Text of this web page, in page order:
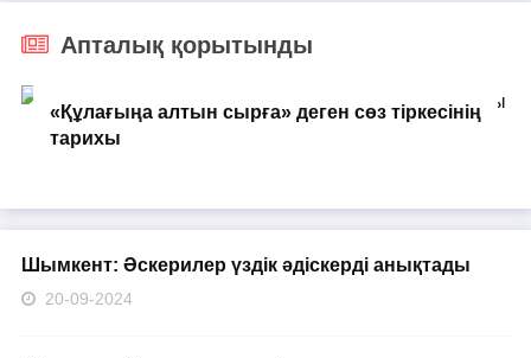
Апталық қорытынды
«Құлағыңа алтын сырға» деген сөз тіркесінің
тарихы
Шымкент: Әскерилер үздік әдіскерді анықтады
20-09-2024